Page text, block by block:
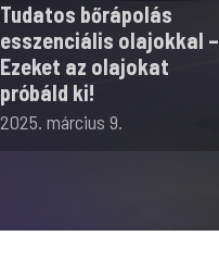
Tudatos bőrápolás
esszenciális olajokkal –
Ezeket az olajokat
próbáld ki!
2025. március 9.